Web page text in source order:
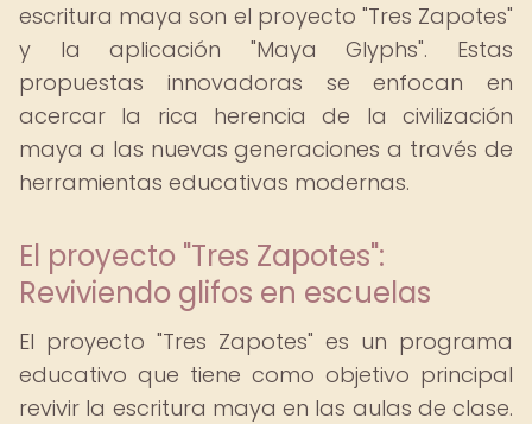
escritura maya son el proyecto "Tres Zapotes"
y la aplicación "Maya Glyphs". Estas
propuestas innovadoras se enfocan en
acercar la rica herencia de la civilización
maya a las nuevas generaciones a través de
herramientas educativas modernas.
El proyecto "Tres Zapotes":
Reviviendo glifos en escuelas
El proyecto "Tres Zapotes" es un programa
educativo que tiene como objetivo principal
revivir la escritura maya en las aulas de clase.